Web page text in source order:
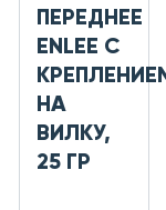
ПЕРЕДНЕЕ
ENLEE С
НА
ВИЛКУ,
25 ГР